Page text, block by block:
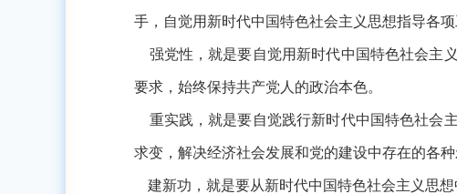
手，自觉用新时代中国特色社会主义思想指导各项
强党性，就是要自觉用新时代中国特色社会主
要求，始终保持共产党人的政治本色。
重实践，就是要自觉践行新时代中国特色社会
求变，解决经济社会发展和党的建设中存在的各
建新功，就是要从新时代中国特色社会主义思